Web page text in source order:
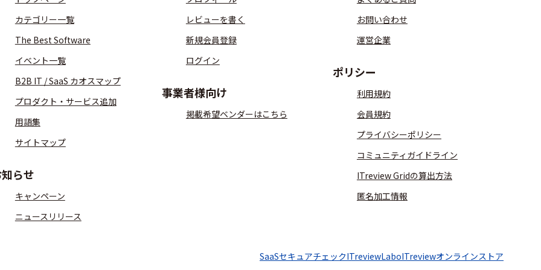
カテゴリー一覧
The Best Software
イベント一覧
B2B IT / SaaS カオスマップ
プロダクト・サービス追加
用語集
サイトマップ
らせ
キャンペーン
ニュースリリース
レビューを書く
新規会員登録
ログイン
事業者様向け
掲載希望ベンダーはこちら
お問い合わせ
運営企業
ポリシー
利用規約
会員規約
プライバシーポリシー
コミュニティガイドライン
ITreview Gridの算出方法
匿名加工情報
SaaSセキュアチェックITreviewLaboITreviewオンラインストア